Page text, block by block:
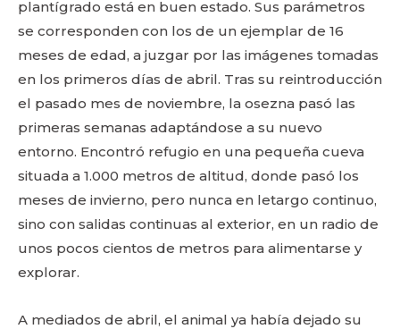
plantígrado está en buen estado. Sus parámetros
se corresponden con los de un ejemplar de 16
meses de edad, a juzgar por las imágenes tomadas
en los primeros días de abril. Tras su reintroducción
el pasado mes de noviembre, la osezna pasó las
primeras semanas adaptándose a su nuevo
entorno. Encontró refugio en una pequeña cueva
situada a 1.000 metros de altitud, donde pasó los
meses de invierno, pero nunca en letargo continuo,
sino con salidas continuas al exterior, en un radio de
unos pocos cientos de metros para alimentarse y
explorar.
A mediados de abril, el animal ya había dejado su